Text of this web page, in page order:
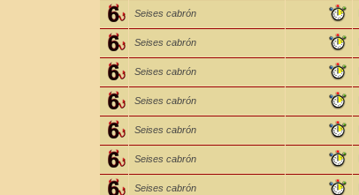
Seises cabrón
Seises cabrón
Seises cabrón
Seises cabrón
Seises cabrón
Seises cabrón
Seises cabrón